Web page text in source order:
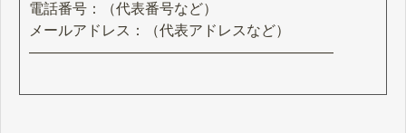
電話番号：（代表番号など）
メールアドレス：（代表アドレスなど）
―――――――――――――――――――――